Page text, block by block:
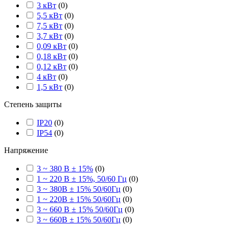
3 кВт (0)
5,5 кВт (0)
7,5 кВт (0)
3,7 кВт (0)
0,09 кВт (0)
0,18 кВт (0)
0,12 кВт (0)
4 кВт (0)
1,5 кВт (0)
Степень защиты
IP20 (0)
IP54 (0)
Напряжение
3 ~ 380 В ± 15% (0)
1 ~ 220 В ± 15%, 50/60 Гц (0)
3 ~ 380В ± 15% 50/60Гц (0)
1 ~ 220В ± 15% 50/60Гц (0)
3 ~ 660 В ± 15% 50/60Гц (0)
3 ~ 660В ± 15% 50/60Гц (0)